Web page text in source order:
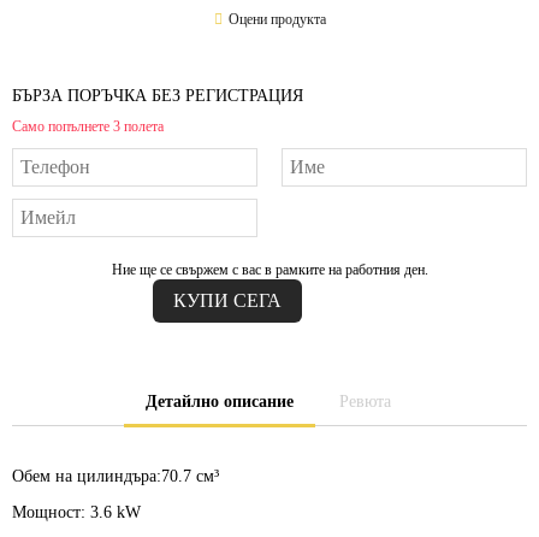
Оцени продукта
БЪРЗА ПОРЪЧКА БЕЗ РЕГИСТРАЦИЯ
Само попълнете 3 полета
Ние ще се свържем с вас в рамките на работния ден.
Детайлно описание Ревюта
Обем на цилиндъра:70.7 см³
Мощност: 3.6 kW